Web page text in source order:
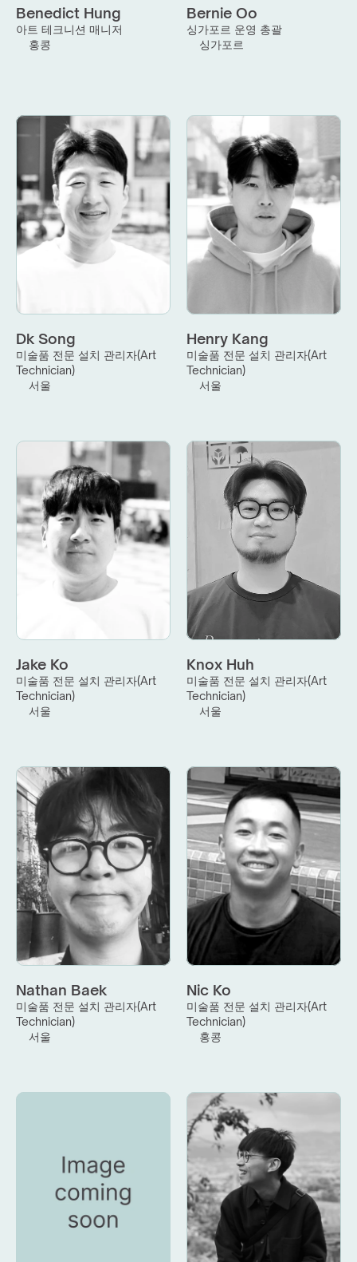
Benedict Hung
아트 테크니션 매니저
홍콩
Bernie Oo
싱가포르 운영 총괄
싱가포르
Dk Song
미술품 전문 설치 관리자(Art
Technician)
서울
Henry Kang
미술품 전문 설치 관리자(Art
Technician)
서울
Jake Ko
미술품 전문 설치 관리자(Art
Technician)
서울
Knox Huh
미술품 전문 설치 관리자(Art
Technician)
서울
Nathan Baek
미술품 전문 설치 관리자(Art
Technician)
서울
Nic Ko
미술품 전문 설치 관리자(Art
Technician)
홍콩